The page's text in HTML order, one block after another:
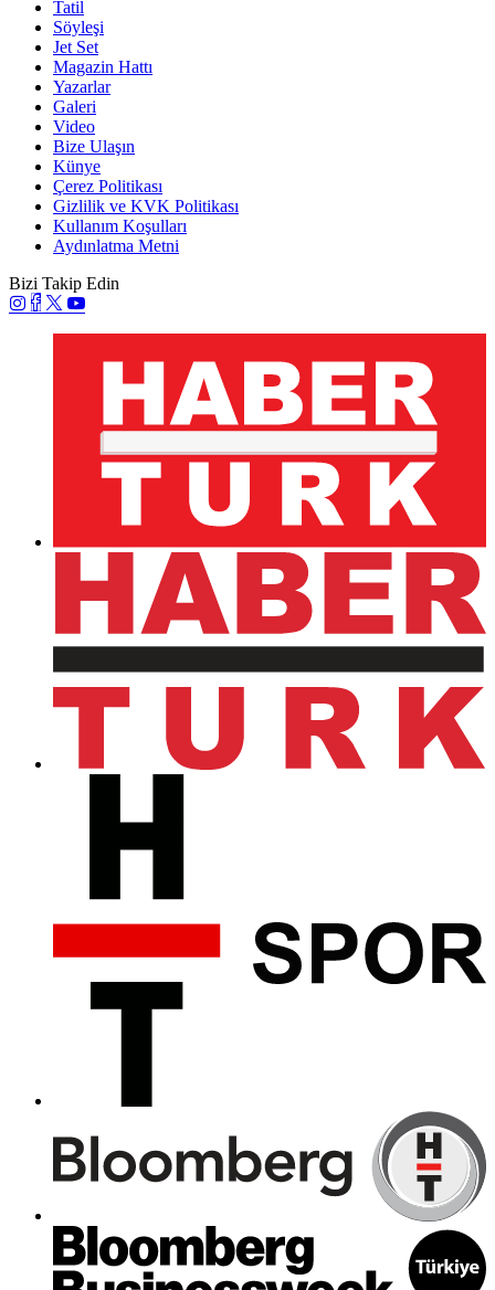
Tatil
Söyleşi
Jet Set
Magazin Hattı
Yazarlar
Galeri
Video
Bize Ulaşın
Künye
Çerez Politikası
Gizlilik ve KVK Politikası
Kullanım Koşulları
Aydınlatma Metni
Bizi Takip Edin